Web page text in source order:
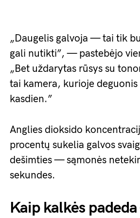
„Daugelis galvoja — tai tik
gali nutikti”, — pastebėjo
„Bet uždarytas rūsys su
tai kamera, kurioje
kasdien.”
Anglies dioksido
procentų sukelia galvos
dešimties — sąmonės
sekundes.
Kaip kalkės